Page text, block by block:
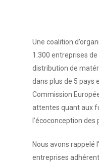
Une coalition
1.300 entreprises
distribution de
dans plus de 5 pays
Commission
attentes quant aux
l’écoconception des
Nous avons rappelé
entreprises